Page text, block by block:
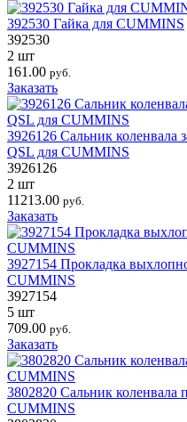
392530 Гайка для CUMMINS
392530
2 шт
161.00 руб.
Заказать
3926126 Сальник коленвала
QSL для CUMMINS
3926126
2 шт
11213.00 руб.
Заказать
3927154 Прокладка
CUMMINS
3927154
5 шт
709.00 руб.
Заказать
3802820 Сальник коленвала
CUMMINS